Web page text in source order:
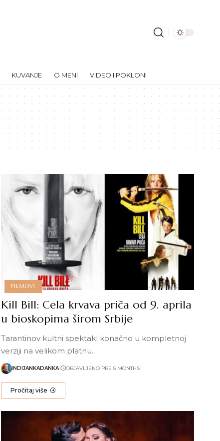
KUVANJE O MENI VIDEO I POKLONI
FILMOVI
Kill Bill: Cela krvava priča od 9. aprila
u bioskopima širom Srbije
Tarantinov kultni spektakl konačno u kompletnoj
verziji na velikom platnu.
INDIJANKADANKA OBJAVLJENO PRE 5 MONTHS
Pročitaj više